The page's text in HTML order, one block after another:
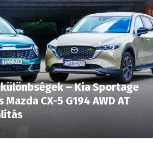
– Kia Sportage
Mazda CX-5 G194 AWD AT